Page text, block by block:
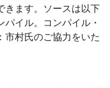
きます。ソースは以下
イル。コンパイル・
市村氏のご協力をいた